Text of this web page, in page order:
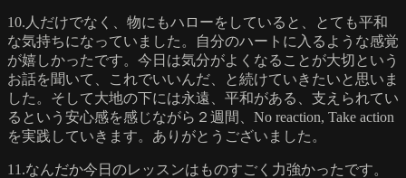
10.人だけでなく、物にもハローをしていると、とても平和
な気持ちになっていました。自分のハートに入るような感覚
が嬉しかったです。今日は気分がよくなることが大切という
お話を聞いて、これでいいんだ、と続けていきたいと思いま
した。そして大地の下には永遠、平和がある、支えられてい
るという安心感を感じながら２週間、No reaction, Take action
を実践していきます。ありがとうございました。
11.なんだか今日のレッスンはものすごく力強かったです。